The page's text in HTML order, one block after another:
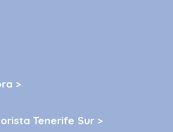
Tenerife Sur >
>